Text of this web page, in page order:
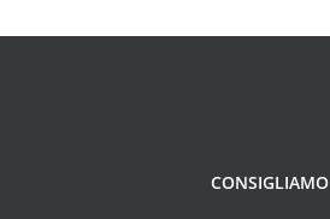
CONSIGLIAMO